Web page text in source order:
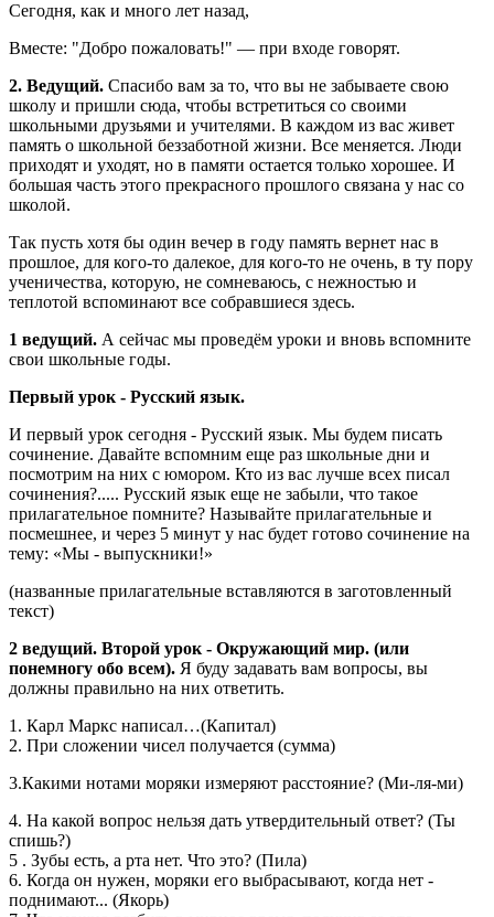
Сегодня, как и много лет назад,
Вместе: "Добро пожаловать!" — при входе говорят.
2. Ведущий. Спасибо вам за то, что вы не забываете свою
школу и пришли сюда, чтобы встретиться со своими
школьными друзьями и учителями. В каждом из вас живет
память о школьной беззаботной жизни. Все меняется. Люди
приходят и уходят, но в памяти остается только хорошее. И
большая часть этого прекрасного прошлого связана у нас со
школой.
Так пусть хотя бы один вечер в году память вернет нас в
прошлое, для кого-то далекое, для кого-то не очень, в ту пору
ученичества, которую, не сомневаюсь, с нежностью и
теплотой вспоминают все собравшиеся здесь.
1 ведущий. А сейчас мы проведём уроки и вновь вспомните
свои школьные годы.
Первый урок - Русский язык.
И первый урок сегодня - Русский язык. Мы будем писать
сочинение. Давайте вспомним еще раз школьные дни и
посмотрим на них с юмором. Кто из вас лучше всех писал
сочинения?..... Русский язык еще не забыли, что такое
прилагательное помните? Называйте прилагательные и
посмешнее, и через 5 минут у нас будет готово сочинение на
тему: «Мы - выпускники!»
(названные прилагательные вставляются в заготовленный
текст)
2 ведущий. Второй урок - Окружающий мир. (или
понемногу обо всем). Я буду задавать вам вопросы, вы
должны правильно на них ответить.
1. Карл Маркс написал…(Капитал)
2. При сложении чисел получается (сумма)
3.Какими нотами моряки измеряют расстояние? (Ми-ля-ми)
4. На какой вопрос нельзя дать утвердительный ответ? (Ты
спишь?)
5 . Зубы есть, а рта нет. Что это? (Пила)
6. Когда он нужен, моряки его выбрасывают, когда нет -
поднимают... (Якорь)